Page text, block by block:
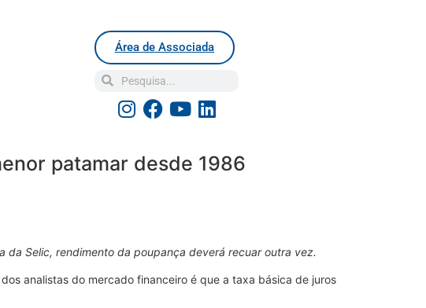
Área de Associada
patamar desde 1986
da Selic, rendimento da poupança deverá recuar outra vez.
analistas do mercado financeiro é que a taxa básica de juros